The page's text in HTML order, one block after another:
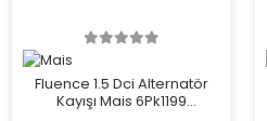
Fluence 1.5 Dci Alternatör
Kayışı Mais 6Pk1199